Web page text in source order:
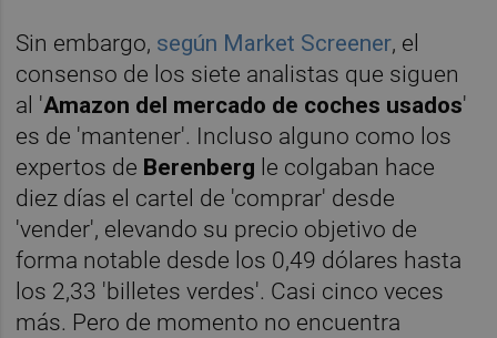
Sin embargo, según Market Screener, el
consenso de los siete analistas que siguen
al 'Amazon del mercado de coches usados'
es de 'mantener'. Incluso alguno como los
expertos de Berenberg le colgaban hace
diez días el cartel de 'comprar' desde
'vender', elevando su precio objetivo de
forma notable desde los 0,49 dólares hasta
los 2,33 'billetes verdes'. Casi cinco veces
más. Pero de momento no encuentra